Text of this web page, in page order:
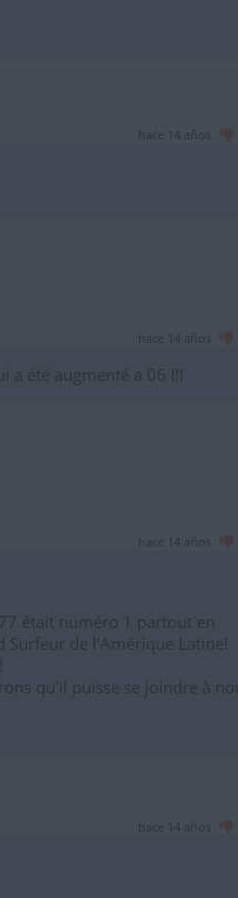
hace 14 años
hace 14 años
été augmenté a 06 !!!
hace 14 años
était numéro 1 partout en
de l'Amérique Latine!
qu'il puisse se joindre à
hace 14 años